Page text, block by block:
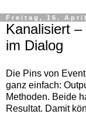
Freitag, 16. April
Kanalisiert
im Dialog
Die Pins von
ganz einfach:
Methoden. Beide
Resultat. Damit